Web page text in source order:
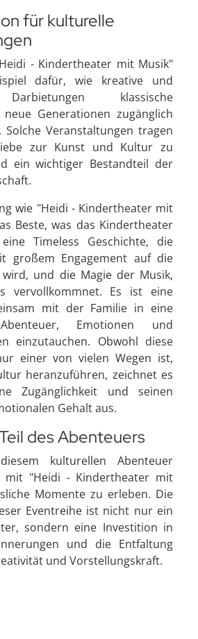
für kulturelle
- Kindertheater mit Musik"
dafür, wie kreative und
klassische
Generationen zugänglich
Solche Veranstaltungen tragen
zur Kunst und Kultur zu
ein wichtiger Bestandteil der
wie "Heidi - Kindertheater mit
Beste, was das Kindertheater
Timeless Geschichte, die
großem Engagement auf die
und die Magie der Musik,
vervollkommnet. Es ist eine
mit der Familie in eine
Emotionen und
einzutauchen. Obwohl diese
einer von vielen Wegen ist,
heranzuführen, zeichnet es
Zugänglichkeit und seinen
Gehalt aus.
des Abenteuers
kulturellen Abenteuer
mit "Heidi - Kindertheater mit
Momente zu erleben. Die
Eventreihe ist nicht nur ein
sondern eine Investition in
und die Entfaltung
und Vorstellungskraft.